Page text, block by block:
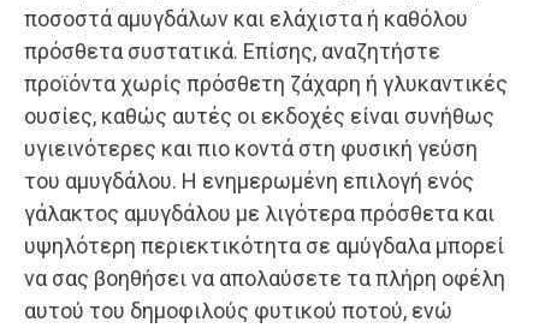
ποσοστά αμυγδάλων και ελάχιστα ή καθόλου
πρόσθετα συστατικά. Επίσης, αναζητήστε
προϊόντα χωρίς πρόσθετη ζάχαρη ή γλυκαντικές
ουσίες, καθώς αυτές οι εκδοχές είναι συνήθως
υγιεινότερες και πιο κοντά στη φυσική γεύση
του αμυγδάλου. Η ενημερωμένη επιλογή ενός
γάλακτος αμυγδάλου με λιγότερα πρόσθετα και
υψηλότερη περιεκτικότητα σε αμύγδαλα μπορεί
να σας βοηθήσει να απολαύσετε τα πλήρη οφέλη
αυτού του δημοφιλούς φυτικού ποτού, ενώ